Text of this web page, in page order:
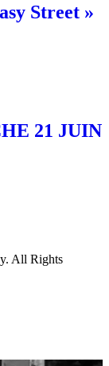
Street »
21 JUIN
All Rights